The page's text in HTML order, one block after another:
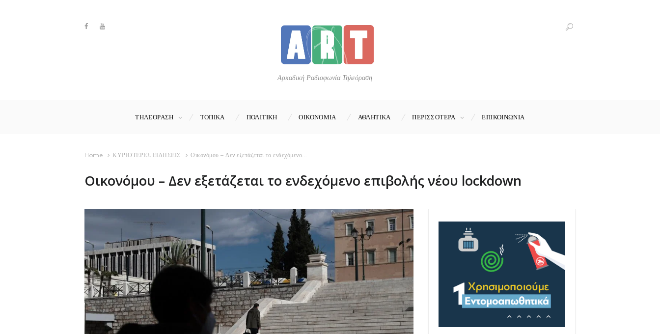
Αρκαδική Ραδιοφωνία Τηλεόραση
ΤΗΛΕΟΡΑΣΗ ΤΟΠΙΚΑ ΠΟΛΙΤΙΚΗ ΟΙΚΟΝΟΜΙΑ ΑΘΛΗΤΙΚΑ ΠΕΡΙΣΣΟΤΕΡΑ ΕΠΙΚΟΙΝΩΝΊΑ
Home ΚΥΡΙΟΤΕΡΕΣ ΕΙΔΗΣΕΙΣ Οικονόμου – Δεν εξετάζεται το ενδεχόμενο...
Οικονόμου – Δεν εξετάζεται το ενδεχόμενο επιβολής νέου lockdown